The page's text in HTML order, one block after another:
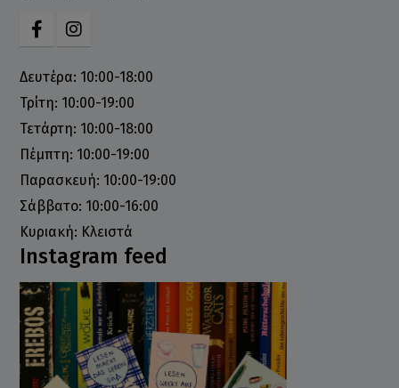
Δευτέρα: 10:00-18:00
Τρίτη: 10:00-19:00
Τετάρτη: 10:00-18:00
Πέμπτη: 10:00-19:00
Παρασκευή: 10:00-19:00
Σάββατο: 10:00-16:00
Κυριακή: Κλειστά
Instagram feed